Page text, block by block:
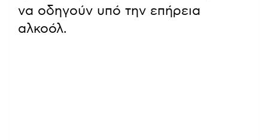
να οδηγούν υπό την επήρεια
αλκοόλ.